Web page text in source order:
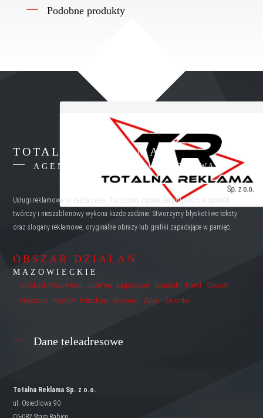
Podobne produkty
TOTALNA REKLAMA
AGENCJA REKLAMY WARSZAWA
Usługi reklamowe to nasza pasja. Tworzymy zgrany zespół, który w sposób
twórczy i nieszablonowy wykona każde zadanie. Stworzymy błyskotliwe teksty
oraz slogany reklamowe, oryginalne obrazy lub grafiki zapadające w pamięć.
OBSZAR DZIAŁAŃ
MAZOWIECKIE
Grodzisk Mazowiecki Józefów Legionowo Łomianki Marki
Otwock
Piaseczno
Piastów Pruszków Wołomin Ząbki Zielonka
Dane teleadresowe
Totalna Reklama Sp. z o.o.
ul. Osiedlowa 90